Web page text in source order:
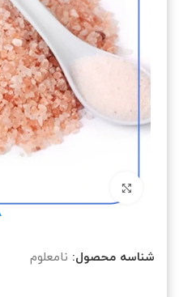
شناسه محصول: نامعلوم